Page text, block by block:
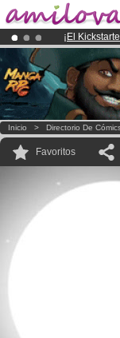
¡ El
¡Ya
Inicio > Directorio De
Favoritos